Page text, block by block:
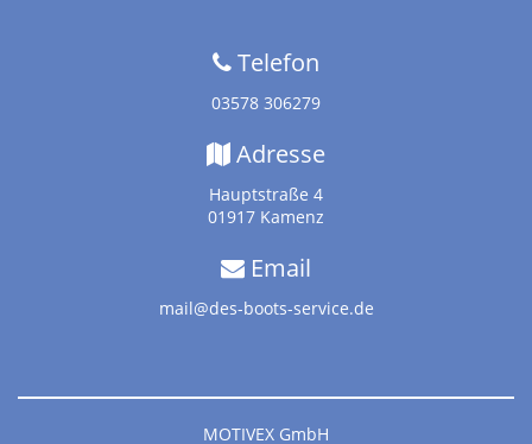
Telefon
03578 306279
Adresse
Hauptstraße 4
01917 Kamenz
Email
mail@des-boots-service.de
MOTIVEX GmbH